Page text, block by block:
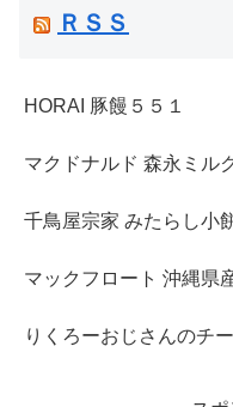
ＲＳＳ
HORAI 豚饅５５１
マクドナルド 森永ミル
千鳥屋宗家 みたらし小
マックフロート 沖縄県
りくろーおじさんのチ